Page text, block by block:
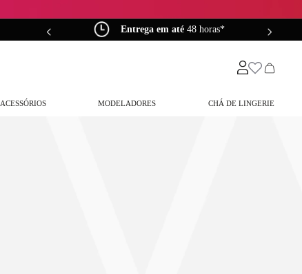
Entrega em até 48 horas*
ACESSÓRIOS MODELADORES CHÁ DE LINGERIE